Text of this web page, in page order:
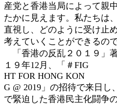
産党と香港当局によって親
たかに見えます。私たちは
直視し、どのように受け止
考えていくことができるの
「香港の反乱２０１９」
１９年12月、「＃FIG
HT FOR HONG KON
G @ 2019」の招待で来日し
で緊迫した香港民主化闘争